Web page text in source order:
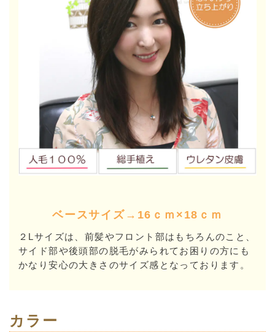
ベースサイズ→16ｃｍ×18ｃｍ
２Lサイズは、前髪やフロント部はもちろんのこと、
サイド部や後頭部の脱毛がみられてお困りの方にも
かなり安心の大きさのサイズ感となっております。
カラー